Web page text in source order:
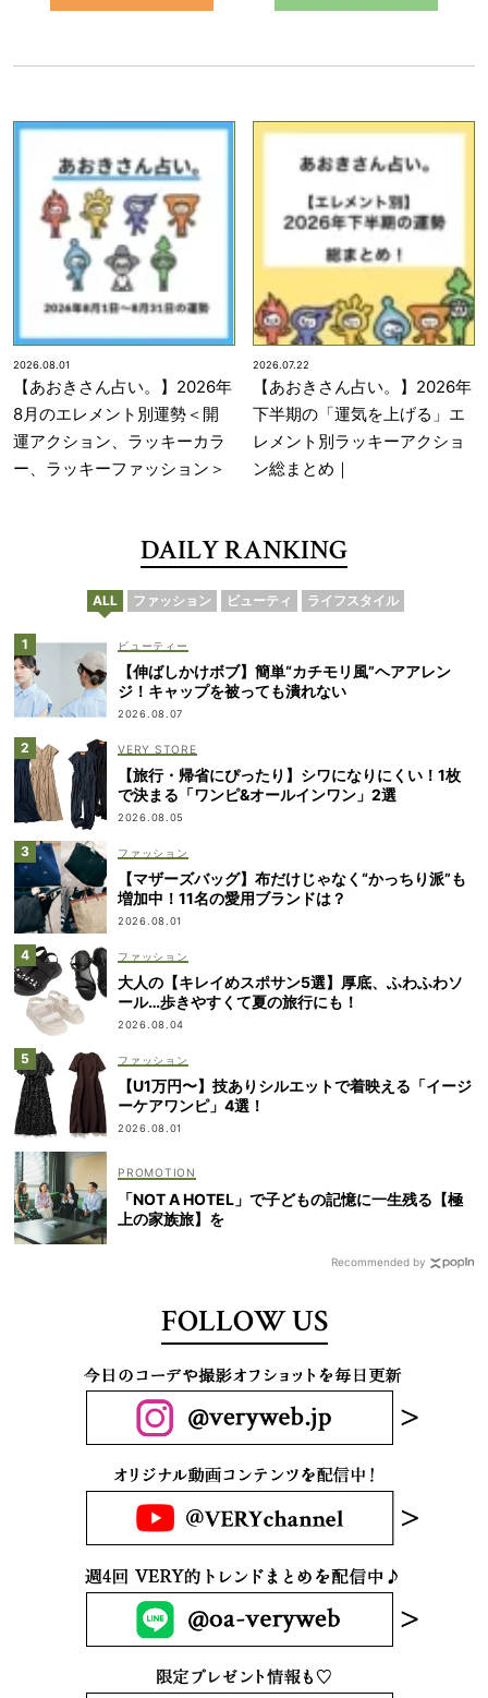
2026.08.01
【あおきさん占い。】2026年
8月のエレメント別運勢＜開
運アクション、ラッキーカラ
ー、ラッキーファッション＞
2026.07.22
【あおきさん占い。】2026年
下半期の「運気を上げる」エ
レメント別ラッキーアクショ
ン総まとめ｜
DAILY RANKING
ALL ファッション ビューティ ライフスタイル
ビューティー
【伸ばしかけボブ】簡単“カチモリ風”ヘアアレン
ジ！キャップを被っても潰れない
2026.08.07
VERY STORE
【旅行・帰省にぴったり】シワになりにくい！1枚
で決まる「ワンピ&オールインワン」2選
2026.08.05
ファッション
【マザーズバッグ】布だけじゃなく“かっちり派”も
増加中！11名の愛用ブランドは？
2026.08.01
ファッション
大人の【キレイめスポサン5選】厚底、ふわふわソ
ール…歩きやすくて夏の旅行にも！
2026.08.04
ファッション
【U1万円〜】技ありシルエットで着映える「イージ
ーケアワンピ」4選！
2026.08.01
「NOT A HOTEL」で子どもの記憶に一生残る【極
上の家族旅】を
Recommended by
FOLLOW US